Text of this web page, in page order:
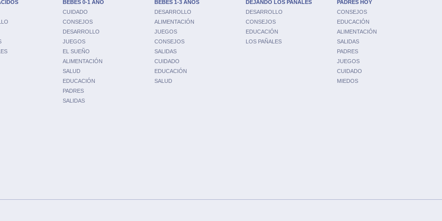
BEBÉS 0-1 AÑO
CUIDADO
CONSEJOS
DESARROLLO
JUEGOS
EL SUEÑO
ALIMENTACIÓN
SALUD
EDUCACIÓN
PADRES
SALIDAS
BEBÉS 1-3 AÑOS
DESARROLLO
ALIMENTACIÓN
JUEGOS
CONSEJOS
SALIDAS
CUIDADO
EDUCACIÓN
SALUD
DEJANDO LOS PAÑALES
DESARROLLO
CONSEJOS
EDUCACIÓN
LOS PAÑALES
PADRES HOY
CONSEJOS
EDUCACIÓN
ALIMENTACIÓN
SALIDAS
PADRES
JUEGOS
CUIDADO
MIEDOS